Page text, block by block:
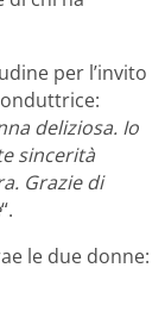
per l’invito
deliziosa. Io
sincerità
Grazie di
“.
le due donne: